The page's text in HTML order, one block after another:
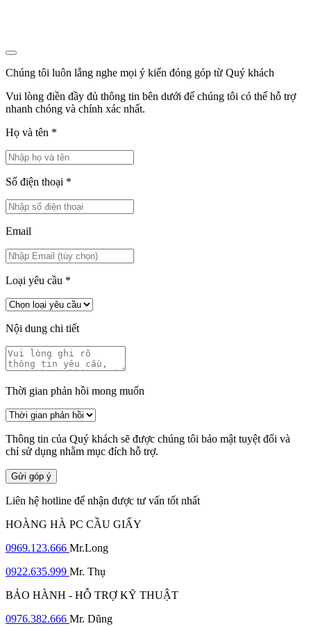
Chúng tôi luôn lắng nghe mọi ý kiến đóng góp từ Quý khách
Vui lòng điền đầy đủ thông tin bên dưới để chúng tôi có thể hỗ trợ
nhanh chóng và chính xác nhất.
Họ và tên *
Số điện thoại *
Email
Loại yêu cầu *
Nội dung chi tiết
Thời gian phản hồi mong muốn
Thông tin của Quý khách sẽ được chúng tôi bảo mật tuyệt đối và
chỉ sử dụng nhằm mục đích hỗ trợ.
Gửi góp ý
Liên hệ hotline để nhận được tư vấn tốt nhất
HOÀNG HÀ PC CẦU GIẤY
0969.123.666 Mr.Long
0922.635.999 Mr. Thụ
BẢO HÀNH - HỖ TRỢ KỸ THUẬT
0976.382.666 Mr. Dũng